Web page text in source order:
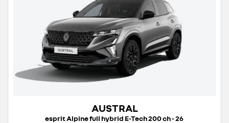
AUSTRAL
esprit Alpine full hybrid E-Tech 200 ch - 26